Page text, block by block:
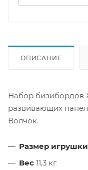
познакомится с
ОПИСАНИЕ
Набор бизибордов
развивающих
Волчок.
Размер игрушки
Вес 11,3 кг